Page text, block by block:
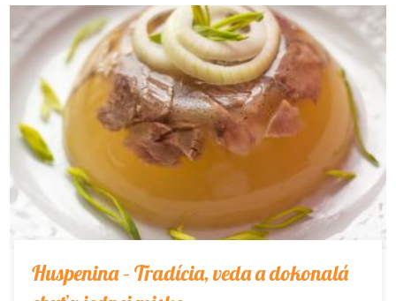
Huspenina – Tradícia, veda a dokonalá